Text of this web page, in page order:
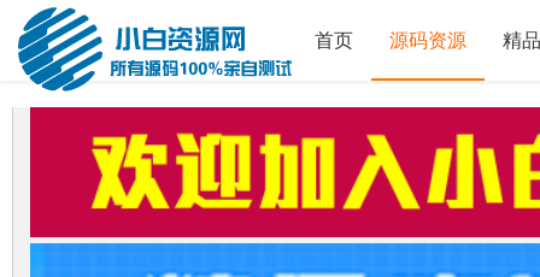
首页 源码资源 精